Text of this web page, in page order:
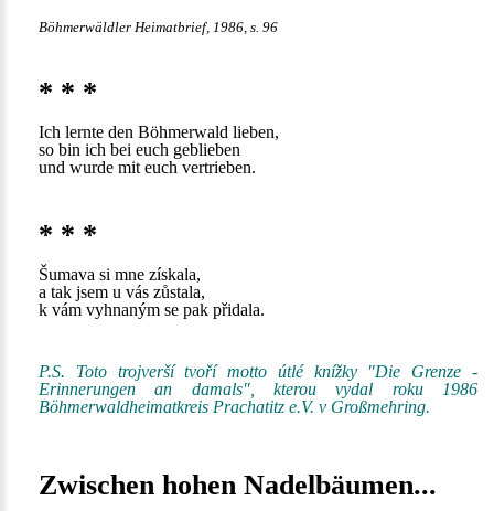
Böhmerwäldler Heimatbrief, 1986, s. 96
* * *
Ich lernte den Böhmerwald lieben,
so bin ich bei euch geblieben
und wurde mit euch vertrieben.
* * *
Šumava si mne získala,
a tak jsem u vás zůstala,
k vám vyhnaným se pak přidala.
P.S. Toto trojverší tvoří motto útlé knížky "Die Grenze -
Erinnerungen an damals", kterou vydal roku 1986
Böhmerwaldheimatkreis Prachatitz e.V. v Großmehring.
Zwischen hohen Nadelbäumen...